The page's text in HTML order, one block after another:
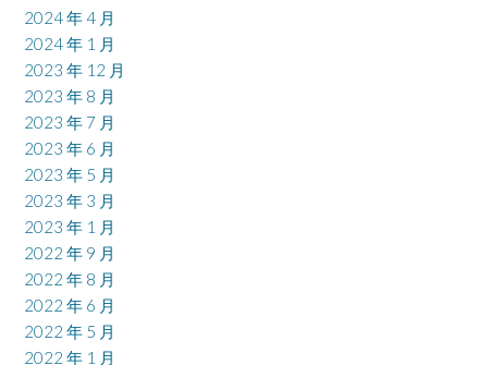
2024 年 4 月
2024 年 1 月
2023 年 12 月
2023 年 8 月
2023 年 7 月
2023 年 6 月
2023 年 5 月
2023 年 3 月
2023 年 1 月
2022 年 9 月
2022 年 8 月
2022 年 6 月
2022 年 5 月
2022 年 1 月